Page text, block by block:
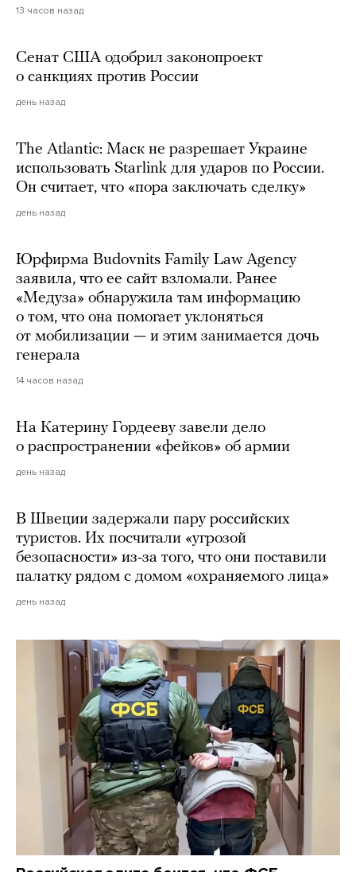
13 часов назад
Сенат США одобрил законопроект
о санкциях против России
день назад
The Atlantic: Маск не разрешает Украине
использовать Starlink для ударов по России.
Он считает, что «пора заключать сделку»
день назад
Юрфирма Budovnits Family Law Agency
заявила, что ее сайт взломали. Ранее
«Медуза» обнаружила там информацию
о том, что она помогает уклоняться
от мобилизации — и этим занимается дочь
генерала
14 часов назад
На Катерину Гордееву завели дело
о распространении «фейков» об армии
день назад
В Швеции задержали пару российских
туристов. Их посчитали «угрозой
безопасности» из-за того, что они поставили
палатку рядом с домом «охраняемого лица»
день назад